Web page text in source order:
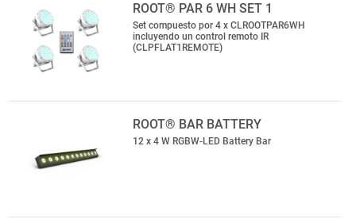
ROOT® PAR 6 WH SET 1
Set compuesto por 4 x CLROOTPAR6WH
incluyendo un control remoto IR
(CLPFLAT1REMOTE)
ROOT® BAR BATTERY
12 x 4 W RGBW-LED Battery Bar